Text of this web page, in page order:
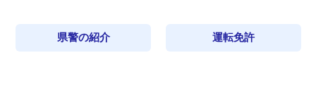
県警の紹介 運転免許